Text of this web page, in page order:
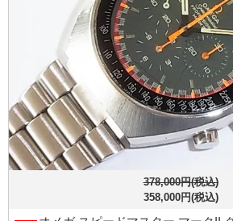
378,000円(税込)
358,000円(税込)